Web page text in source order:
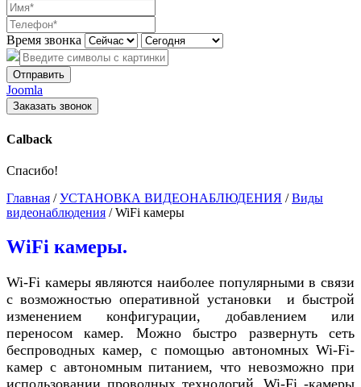
Время звонка
Отправить
Joomla
Заказать звонок
Calback
Спасибо!
Главная /УСТАНОВКА ВИДЕОНАБЛЮДЕНИЯ /Виды
видеонаблюдения /WiFi камеры
WiFi камеры.
Wi-Fi камеры являются наиболее популярными в связи
с возможностью оперативной установки и быстрой
изменением конфигурации, добавлением или
переносом камер. Можно быстро развернуть сеть
беспроводныхкамер, с помощью автономных Wi-Fi-
камер с автономным питанием, что невозможно при
использовании проводных технологий. Wi-Fi -камеры